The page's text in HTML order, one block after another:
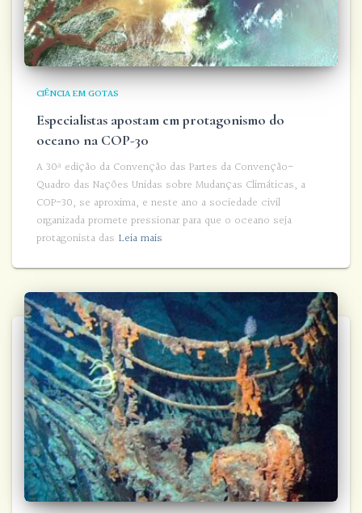
CIÊNCIA EM GOTAS
Especialistas apostam em protagonismo do
oceano na COP-30
A 30ª edição da Convenção das Partes da Convenção-
Quadro das Nações Unidas sobre Mudanças Climáticas, a
COP-30, se aproxima, e neste ano a sociedade civil
organizada promete pressionar para que o oceano seja
protagonista das Leia mais